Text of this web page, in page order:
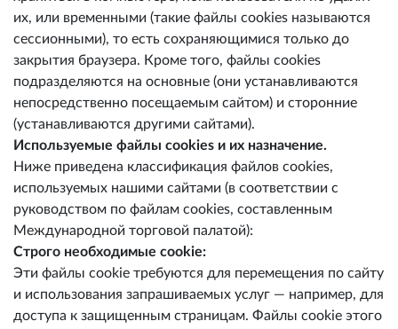
их, или временными (такие файлы cookies называются
сессионными), то есть сохраняющимися только до
закрытия браузера. Кроме того, файлы cookies
подразделяются на основные (они устанавливаются
непосредственно посещаемым сайтом) и сторонние
(устанавливаются другими сайтами).
Используемые файлы cookies и их назначение.
Ниже приведена классификация файлов cookies,
используемых нашими сайтами (в соответствии с
руководством по файлам cookies, составленным
Международной торговой палатой):
Строго необходимые cookie:
Эти файлы cookie требуются для перемещения по сайту
и использования запрашиваемых услуг — например, для
доступа к защищенным страницам. Файлы cookie этого